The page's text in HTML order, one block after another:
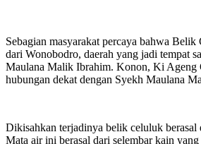
Sebagian masyarakat percaya bahwa Belik
dari Wonobodro, daerah yang jadi tempat
Maulana Malik Ibrahim. Konon, Ki Ageng
hubungan dekat dengan Syekh Maulana
Dikisahkan terjadinya belik celuluk berasal
Mata air ini berasal dari selembar kain